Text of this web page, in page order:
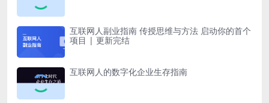
互联网人副业指南 传授思维与方法 启动你的首个
项目 | 更新完结
互联网人的数字化企业生存指南